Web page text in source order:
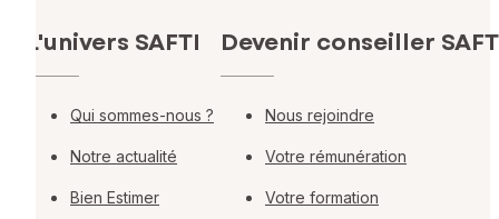
L'univers SAFTI
Qui sommes-nous ?
Notre actualité
Bien Estimer
Devenir conseiller
Nous rejoindre
Votre rémunération
Votre formation